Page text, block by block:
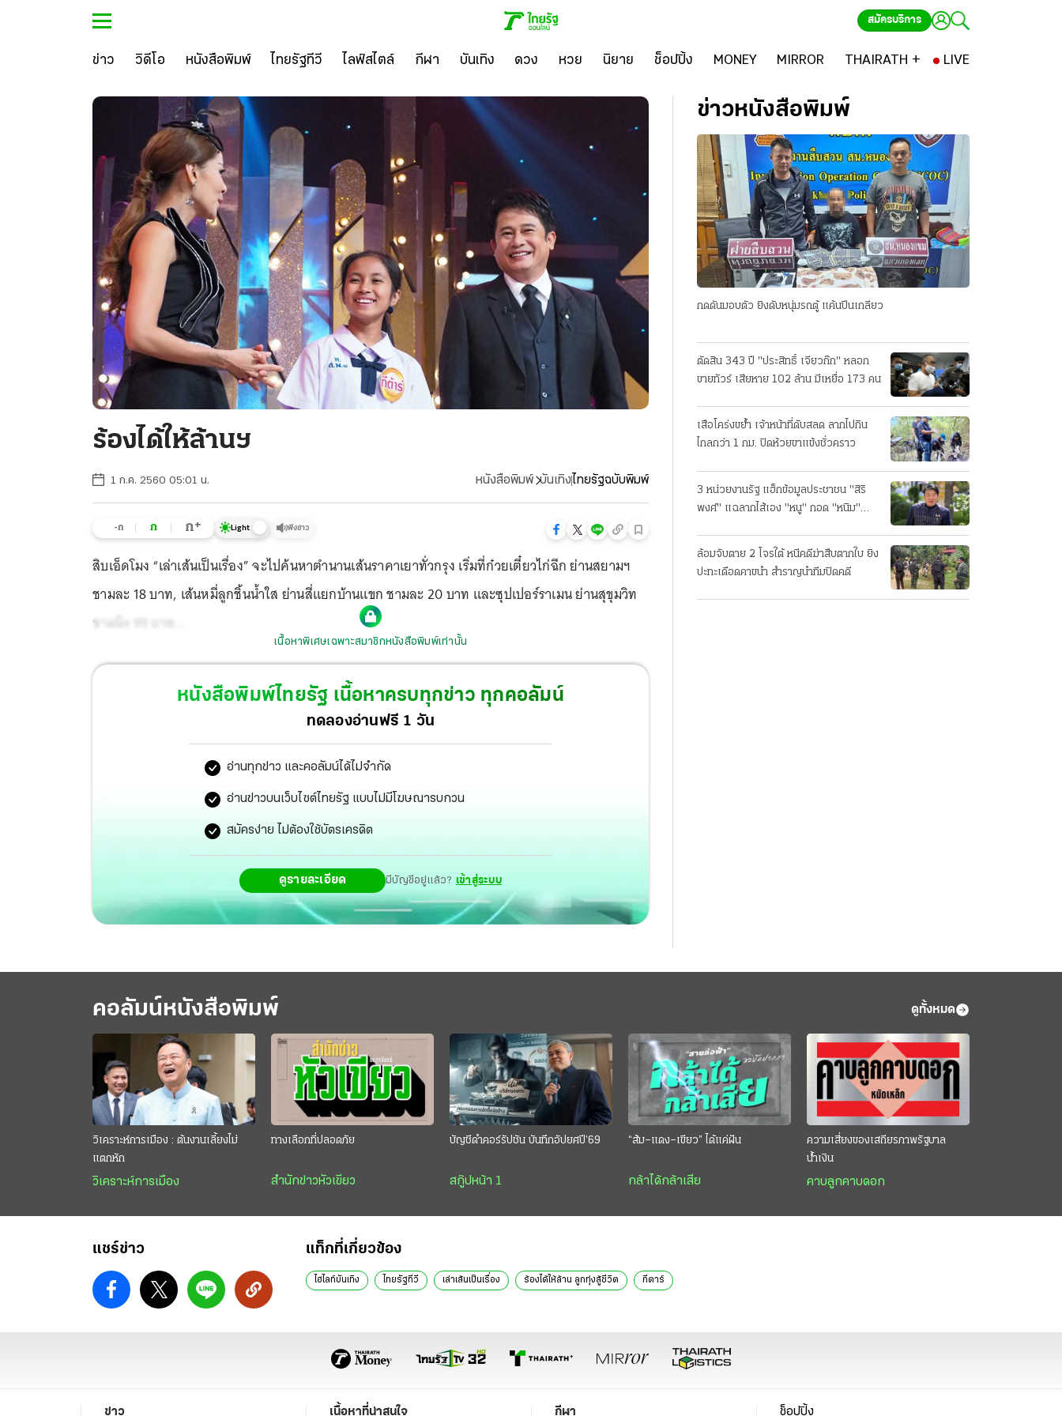
สมัครบริการ
ข่าว วิดีโอ หนังสือพิมพ์ ไทยรัฐทีวี ไลฟ์สไตล์ กีฬา บันเทิง ดวง หวย นิยาย ช็อปปิ้ง MONEY MIRROR THAIRATH + LIVE
ร้องได้ให้ล้านฯ
1 ก.ค. 2560 05:01 น. หนังสือพิมพ์ บันเทิงไทยรัฐฉบับพิมพ์
-ก ก ก+ Light ฟังข่าว
สิบเอ็ดโมง “เล่าเส้นเป็นเรื่อง” จะไปค้นหาตำนานเส้นราคาเยาทั่วกรุง เริ่มที่ก๋วยเตี๋ยวไก่ฉีก ย่านสยามฯ
ชามละ 18 บาท, เส้นหมี่ลูกชิ้นน้ำใส ย่านสี่แยกบ้านแขก ชามละ 20 บาท และซุปเปอร์ราเมน ย่านสุขุมวิท
ชามนึง 99 บาท
เนื้อหาพิเศษเฉพาะสมาชิกหนังสือพิมพ์เท่านั้น
หนังสือพิมพ์ไทยรัฐ เนื้อหาครบทุกข่าว ทุกคอลัมน์
ทดลองอ่านฟรี 1 วัน
อ่านทุกข่าว และคอลัมน์ได้ไม่จำกัด
อ่านข่าวบนเว็บไซต์ไทยรัฐ แบบไม่มีโฆษณารบกวน
สมัครง่าย ไม่ต้องใช้บัตรเครดิต
ดูรายละเอียด มีบัญชีอยู่แล้ว? เข้าสู่ระบบ
ข่าวหนังสือพิมพ์
กดดันมอบตัว ยิงดับหนุ่มรถตู้ แค้นปีนเกลียว
ตัดสิน 343 ปี "ประสิทธิ์ เจียวก๊ก" หลอก
ขายทัวร์ เสียหาย 102 ล้าน มีเหยื่อ 173 คน
เสือโคร่งขย้ำ เจ้าหน้าที่ดับสลด ลากไปกิน
ไกลกว่า 1 กม. ปิดห้วยขาแข้งชั่วคราว
3 หน่วยงานรัฐ แฮ็กข้อมูลประชาชน "สิริ
พงศ์" แฉลากไส้เอง "หนู" กอด "หนิม"
ล้อมจับตาย 2 โจรใต้ หนีคดีฆ่าสืบตากใบ ยิง
ปะทะเดือดคาขนำ สำราญนำทีมปิดคดี
คอลัมน์หนังสือพิมพ์ ดูทั้งหมด
วิเคราะห์การเมือง : ต้นงานเลี้ยงไม่
แตกหัก
วิเคราะห์การเมือง
ทางเลือกที่ปลอดภัย
สำนักข่าวหัวเขียว
บัญชีดำคอร์รัปชัน บันทึกอัปยศปี’69
สกู๊ปหน้า 1
“ส้ม–แดง–เขียว” ได้แค่ฝัน
กล้าได้กล้าเสีย
ความเสี่ยงของเสถียรภาพรัฐบาล
น้ำเงิน
คาบลูกคาบดอก
แชร์ข่าว แท็กที่เกี่ยวข้อง
ไฮไลท์บันเทิง ไทยรัฐทีวี เล่าเส้นเป็นเรื่อง ร้องได้ให้ล้าน ลูกทุ่งสู้ชีวิต กีตาร์
ข่าว เนื้อหาที่น่าสนใจ กีฬา ช็อปปิ้ง